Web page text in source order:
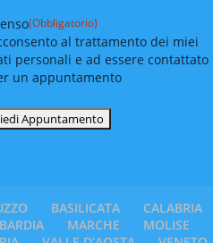
(Obbligatorio)
al trattamento dei miei
personali e ad essere contattato
un appuntamento
BASILICATA CALABRIA
MARCHE MOLISE